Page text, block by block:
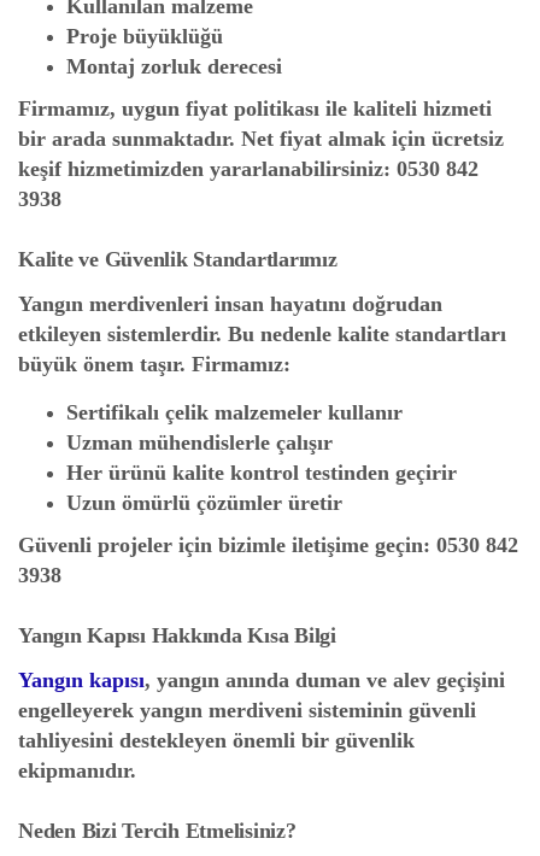
Kullanılan malzeme
Proje büyüklüğü
Montaj zorluk derecesi
Firmamız, uygun fiyat politikası ile kaliteli hizmeti
bir arada sunmaktadır. Net fiyat almak için ücretsiz
keşif hizmetimizden yararlanabilirsiniz: 0530 842
3938
Kalite ve Güvenlik Standartlarımız
Yangın merdivenleri insan hayatını doğrudan
etkileyen sistemlerdir. Bu nedenle kalite standartları
büyük önem taşır. Firmamız:
Sertifikalı çelik malzemeler kullanır
Uzman mühendislerle çalışır
Her ürünü kalite kontrol testinden geçirir
Uzun ömürlü çözümler üretir
Güvenli projeler için bizimle iletişime geçin: 0530 842
3938
Yangın Kapısı Hakkında Kısa Bilgi
Yangın kapısı, yangın anında duman ve alev geçişini
engelleyerek yangın merdiveni sisteminin güvenli
tahliyesini destekleyen önemli bir güvenlik
ekipmanıdır.
Neden Bizi Tercih Etmelisiniz?